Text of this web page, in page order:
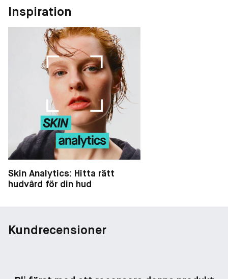
Inspiration
Skin Analytics: Hitta rätt
hudvård för din hud
Kundrecensioner